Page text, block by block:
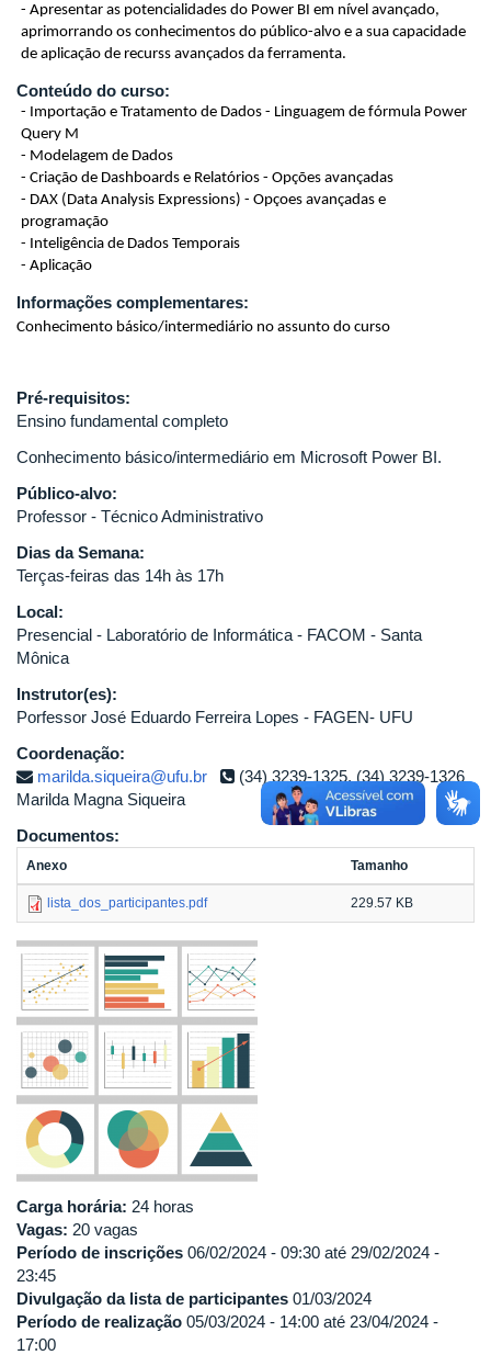
- Apresentar as potencialidades do Power BI em nível avançado,
aprimorrando os conhecimentos do público-alvo e a sua capacidade
de aplicação de recurss avançados da ferramenta.
Conteúdo do curso:
- Importação e Tratamento de Dados - Linguagem de fórmula Power
Query M
- Modelagem de Dados
- Criação de Dashboards e Relatórios - Opções avançadas
- DAX (Data Analysis Expressions) - Opçoes avançadas e
programação
- Inteligência de Dados Temporais
- Aplicação
Informações complementares:
Conhecimento básico/intermediário no assunto do curso
Pré-requisitos:
Ensino fundamental completo
Conhecimento básico/intermediário em Microsoft Power BI.
Público-alvo:
Professor - Técnico Administrativo
Dias da Semana:
Terças-feiras das 14h às 17h
Local:
Presencial - Laboratório de Informática - FACOM - Santa
Mônica
Instrutor(es):
Porfessor José Eduardo Ferreira Lopes - FAGEN- UFU
Coordenação:
marilda.siqueira@ufu.br
(34) 3239-1325, (34) 3239-1326
Marilda Magna Siqueira
Documentos:
Anexo Tamanho
lista_dos_participantes.pdf 229.57 KB
Carga horária: 24 horas
Vagas: 20 vagas
Período de inscrições 06/02/2024 - 09:30 até 29/02/2024 -
23:45
Divulgação da lista de participantes 01/03/2024
Período de realização 05/03/2024 - 14:00 até 23/04/2024 -
17:00